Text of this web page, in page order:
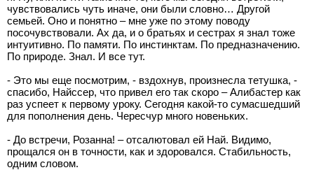
чувствовались чуть иначе, они были словно… Другой
семьей. Оно и понятно – мне уже по этому поводу
посочувствовали. Ах да, и о братьях и сестрах я знал тоже
интуитивно. По памяти. По инстинктам. По предназначению.
По природе. Знал. И все тут.
- Это мы еще посмотрим, - вздохнув, произнесла тетушка, -
спасибо, Найссер, что привел его так скоро – Алибастер как
раз успеет к первому уроку. Сегодня какой-то сумасшедший
для пополнения день. Чересчур много новеньких.
- До встречи, Розанна! – отсалютовал ей Най. Видимо,
прощался он в точности, как и здоровался. Стабильность,
одним словом.